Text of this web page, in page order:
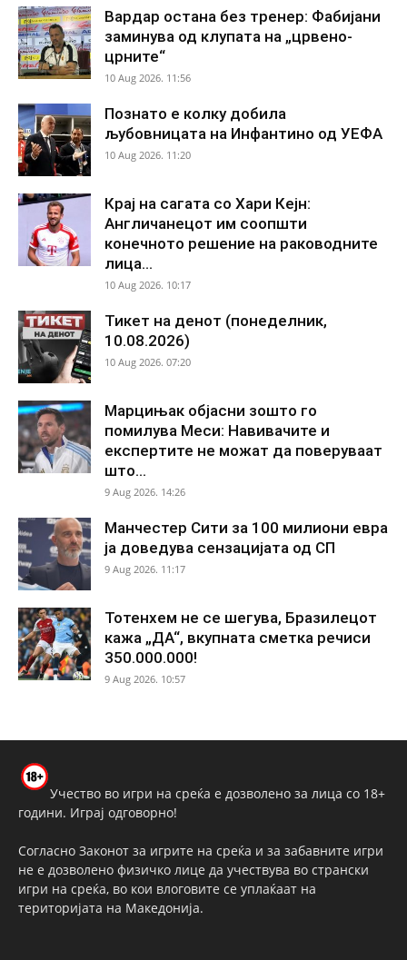
Вардар остана без тренер: Фабијани
заминува од клупата на „црвено-
црните“
10 Aug 2026. 11:56
Познато е колку добила
љубовницата на Инфантино од УЕФА
10 Aug 2026. 11:20
Крај на сагата со Хари Кејн:
Англичанецот им соопшти
конечното решение на раководните
лица...
10 Aug 2026. 10:17
Тикет на денот (понеделник,
10.08.2026)
10 Aug 2026. 07:20
Марцињак објасни зошто го
помилува Меси: Навивачите и
експертите не можат да поверуваат
што...
9 Aug 2026. 14:26
Манчестер Сити за 100 милиони евра
ја доведува сензацијата од СП
9 Aug 2026. 11:17
Тотенхем не се шегува, Бразилецот
кажа „ДА“, вкупната сметка речиси
350.000.000!
9 Aug 2026. 10:57
Учество во игри на среќа е дозволено за лица со 18+
години. Играј одговорно!
Согласно Законот за игрите на среќа и за забавните игри
не е дозволено физичко лице да учествува во странски
игри на среќа, во кои влоговите се уплаќаат на
територијата на Македонија.